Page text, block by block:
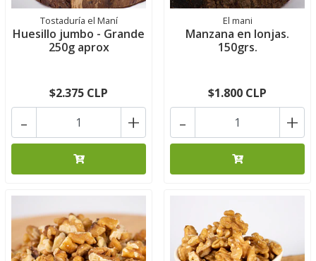
Tostaduría el Maní
Huesillo jumbo - Grande
250g aprox
$2.375 CLP
+
-
El mani
Manzana en lonjas.
150grs.
$1.800 CLP
+
-